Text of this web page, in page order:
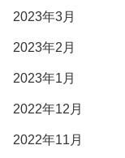
2023年3月
2023年2月
2023年1月
2022年12月
2022年11月